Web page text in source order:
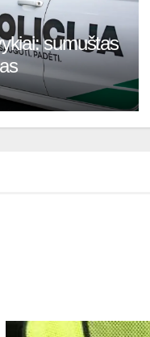
sumuštas